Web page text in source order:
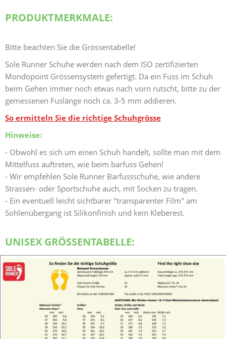
PRODUKTMERKMALE:
Bitte beachten Sie die Grössentabelle!
Sole Runner Schuhe werden nach dem ISO zertifizierten
Mondopoint Grössensystem gefertigt. Da ein Fuss im Schuh
beim Gehen immer noch etwas nach vorn rutscht, bitte zu der
gemessenen Fuslänge noch ca. 3-5 mm addieren.
So ermitteln Sie die richtige Schuhgrösse
Hinweise:
- Obwohl es sich um einen Schuh handelt, sollte man mit dem
Mittelfuss auftreten, wie beim barfuss Gehen!
- Wir empfehlen Sole Runner Barfussschuhe, wie andere
Strassen- oder Sportschuhe auch, mit Socken zu tragen.
- Ein eventuell leicht sichtbarer "transparenter Film" am
Sohlenübergang ist Silikonfinish und kein Kleberest.
UNISEX GRÖSSENTABELLE: